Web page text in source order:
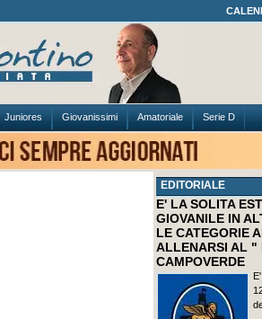
Juniores Giovanissimi Amatoriale Serie D
EDITORIALE
E' LA SOLITA
GIOVANILE IN
LE CATEGORIE
ALLENARSI AL "
CAMPOVERDE